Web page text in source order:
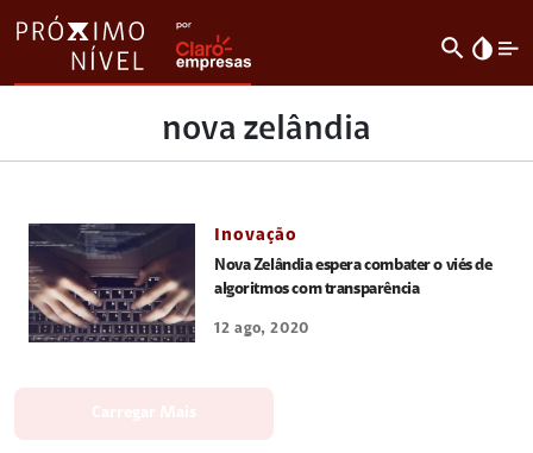
search invert_colors
nova zelândia
Inovação
Nova Zelândia espera combater o viés de
algoritmos com transparência
12 ago, 2020